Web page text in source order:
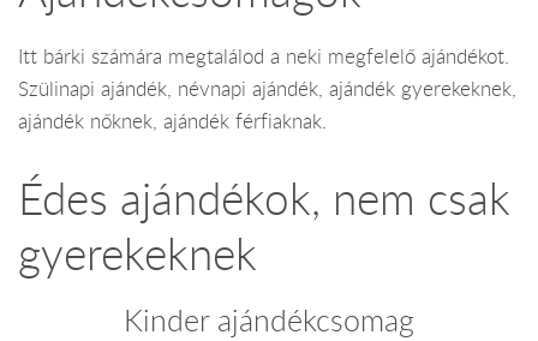
Itt bárki számára megtalálod a neki megfelelő ajándékot.
Szülinapi ajándék, névnapi ajándék, ajándék gyerekeknek,
ajándék nőknek, ajándék férfiaknak.
Édes ajándékok, nem csak
gyerekeknek
Kinder ajándékcsomag